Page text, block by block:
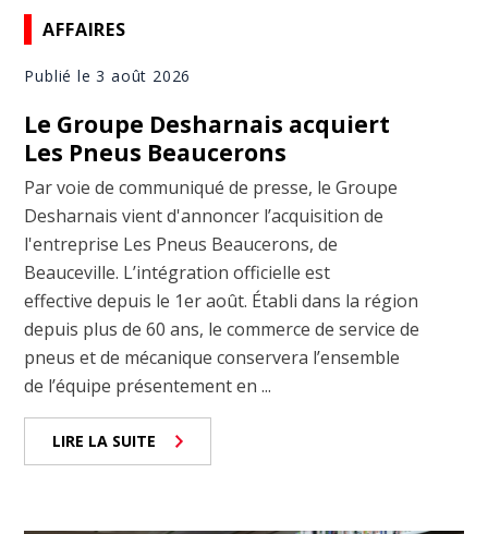
AFFAIRES
Publié le 3 août 2026
Le Groupe Desharnais acquiert
Les Pneus Beaucerons
Par voie de communiqué de presse, le Groupe
Desharnais vient d'annoncer l’acquisition de
l'entreprise Les Pneus Beaucerons, de
Beauceville. L’intégration officielle est
effective depuis le 1er août. Établi dans la région
depuis plus de 60 ans, le commerce de service de
pneus et de mécanique conservera l’ensemble
de l’équipe présentement en ...
LIRE LA SUITE